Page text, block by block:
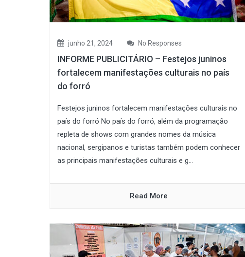
junho 21, 2024 No Responses
INFORME PUBLICITÁRIO – Festejos juninos
fortalecem manifestações culturais no país
do forró
Festejos juninos fortalecem manifestações culturais no
país do forró No país do forró, além da programação
repleta de shows com grandes nomes da música
nacional, sergipanos e turistas também podem conhecer
as principais manifestações culturais e g...
Read More